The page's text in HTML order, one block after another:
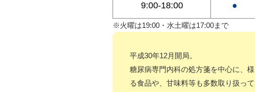
9:00-18:00 ●
※火曜は19:00・水土曜は17:00まで
平成30年12月開局。
糖尿病専門内科の処方箋を中心に、
る食品や、甘味料等も多数取り扱っ